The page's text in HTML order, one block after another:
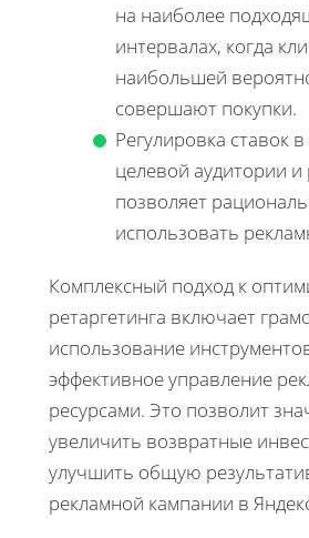
на наиболее
интервалах, когда
наибольшей
совершают покупки.
Регулировка ставок
целевой аудитории и
позволяет
использовать
Комплексный подход к
ретаргетинга включает
использование
эффективное управление
ресурсами. Это позволит
увеличить возвратные
улучшить общую
рекламной кампании в